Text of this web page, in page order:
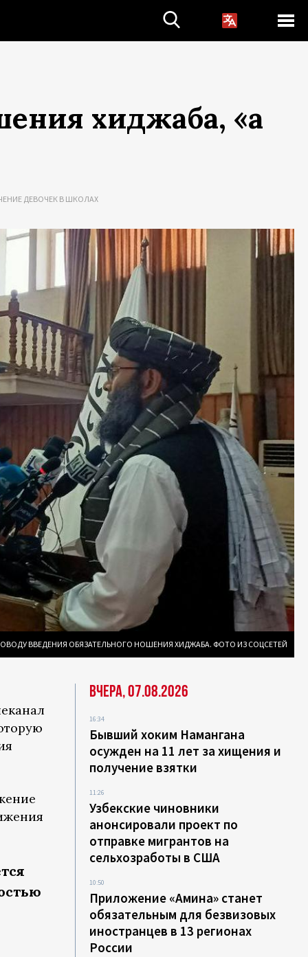
хиджаба, «а
ДЕВОЧЕК В ШКОЛАХ
ВВЕДЕНИЯ ОБЯЗАТЕЛЬНОГО НОШЕНИЯ ХИДЖАБА. ФОТО ИЗ СОЦСЕТЕЙ
Вчера, 07.08.2026
16:34
Бывший хоким Намангана
осужден на 11 лет за хищения и
получение взятки
11:26
Узбекские чиновники
анонсировали проект по
отправке мигрантов на
сельхозработы в США
10:50
Приложение «Амина» станет
обязательным для безвизовых
иностранцев в 13 регионах
России